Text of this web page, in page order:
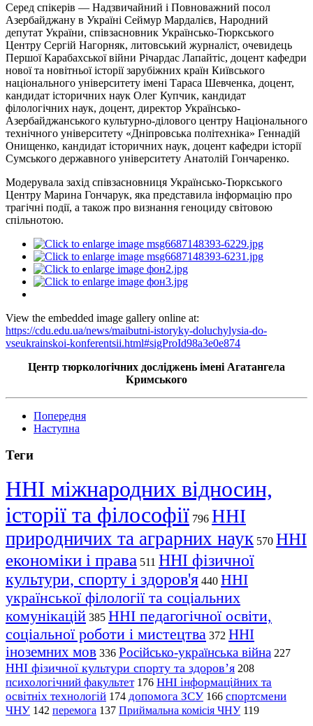
Серед спікерів — Надзвичайний і Повноважний посол
Азербайджану в Україні Сеймур Мардалієв, Народний
депутат України, співзасновник Українсько-Тюркського
Центру Сергій Нагорняк, литовський журналіст, очевидець
Першої Карабахської війни Річардас Лапайтіс, доцент кафедри
нової та новітньої історії зарубіжних країн Київського
національного університету імені Тараса Шевченка, доцент,
кандидат історичних наук Олег Купчик, кандидат
філологічних наук, доцент, директор Українсько-
Азербайджанського культурно-ділового центру Національного
технічного університету «Дніпровська політехніка» Геннадій
Онищенко, кандидат історичних наук, доцент кафедри історії
Сумського державного університету Анатолій Гончаренко.
Модерувала захід співзасновниця Українсько-Тюркського
Центру Марина Гончарук, яка представила інформацію про
трагічні події, а також про визнання геноциду світовою
спільнотою.
View the embedded image gallery online at:
https://cdu.edu.ua/news/maibutni-istoryky-doluchylysia-do-
vseukrainskoi-konferentsii.html#sigProId98a3e0e874
Центр тюркологічних досліджень імені Агатангела
Кримського
Попередня
Наступна
Теги
ННІ міжнародних відносин,
історії та філософії 796 ННІ
природничих та аграрних наук 570 ННІ
економіки і права 511 ННІ фізичної
культури, спорту і здоров'я 440 ННІ
української філології та соціальних
комунікацій 385 ННІ педагогічної освіти,
соціальної роботи і мистецтва 372 ННІ
іноземних мов 336 Російсько-українська війна 227
ННІ фізичної культури спорту та здоров’я 208
психологічний факультет 176 ННІ інформаційних та
освітніх технологій 174 допомога ЗСУ 166 спортсмени
ЧНУ 142 перемога 137 Приймальна комісія ЧНУ 119